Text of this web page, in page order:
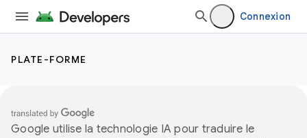
Connexion
PLATE-FORME
Google utilise la technologie IA pour traduire le